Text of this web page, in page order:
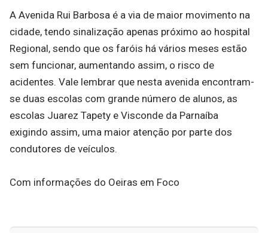
A Avenida Rui Barbosa é a via de maior movimento na
cidade, tendo sinalização apenas próximo ao hospital
Regional, sendo que os faróis há vários meses estão
sem funcionar, aumentando assim, o risco de
acidentes. Vale lembrar que nesta avenida encontram-
se duas escolas com grande número de alunos, as
escolas Juarez Tapety e Visconde da Parnaíba
exigindo assim, uma maior atenção por parte dos
condutores de veículos.
Com informações do Oeiras em Foco